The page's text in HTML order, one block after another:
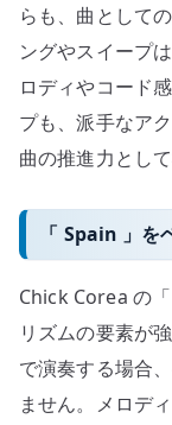
らも、曲として
ングやスイープ
ロディやコード
プも、派手なア
曲の推進力とし
「 Spain 」を
Chick Corea の
リズムの要素が
で演奏する場合
ません。メロデ